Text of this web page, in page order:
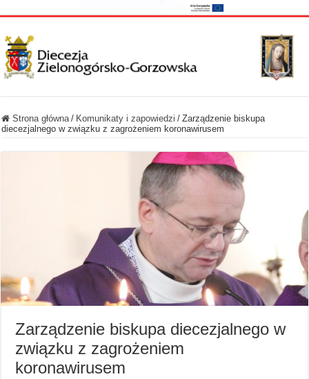
Strona główna / Komunikaty i zapowiedzi / Zarządzenie biskupa
diecezjalnego w związku z zagrożeniem koronawirusem
Zarządzenie biskupa diecezjalnego w
związku z zagrożeniem
koronawirusem